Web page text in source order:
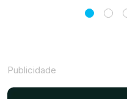
Publicidade